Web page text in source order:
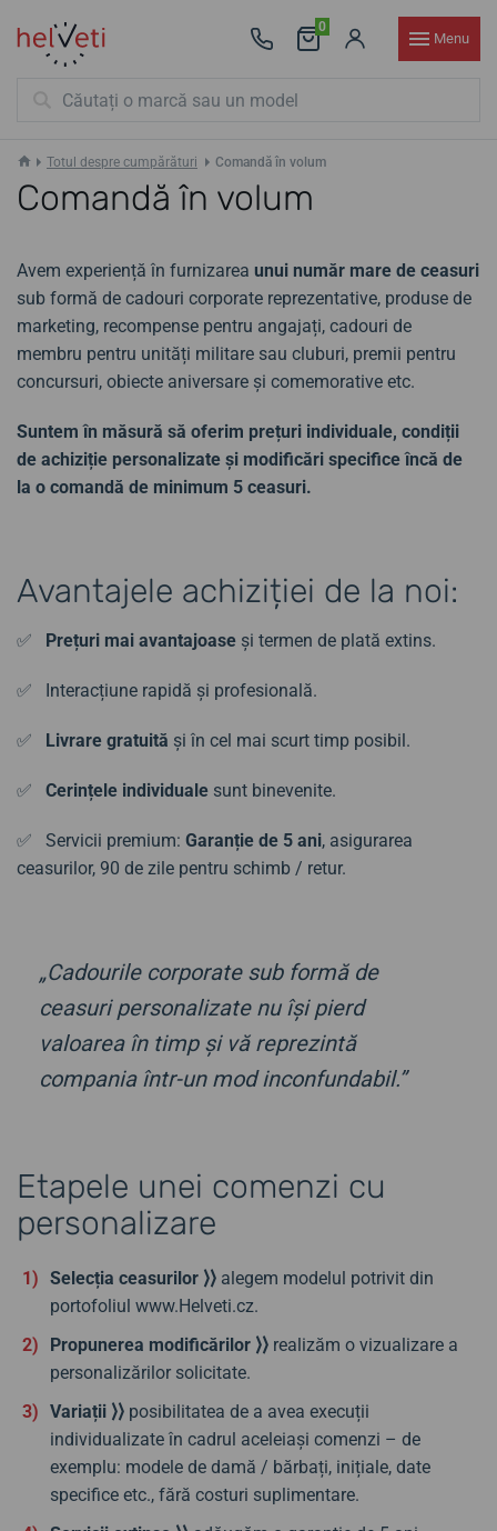
0
Menu
Totul despre cumpărături Comandă în volum
Comandă în volum
Avem experiență în furnizarea unui număr mare de ceasuri
sub formă de cadouri corporate reprezentative, produse de
marketing, recompense pentru angajați, cadouri de
membru pentru unități militare sau cluburi, premii pentru
concursuri, obiecte aniversare și comemorative etc.
Suntem în măsură să oferim prețuri individuale, condiții
de achiziție personalizate și modificări specifice încă de
la o comandă de minimum 5 ceasuri.
Avantajele achiziției de la noi:
✅ Prețuri mai avantajoase și termen de plată extins.
✅ Interacțiune rapidă și profesională.
✅ Livrare gratuită și în cel mai scurt timp posibil.
✅ Cerințele individuale sunt binevenite.
✅ Servicii premium: Garanție de 5 ani, asigurarea
ceasurilor, 90 de zile pentru schimb / retur.
„Cadourile corporate sub formă de
ceasuri personalizate nu își pierd
valoarea în timp și vă reprezintă
compania într-un mod inconfundabil.”
Etapele unei comenzi cu
personalizare
Selecția ceasurilor ⟩⟩ alegem modelul potrivit din
portofoliul www.Helveti.cz.
Propunerea modificărilor ⟩⟩ realizăm o vizualizare a
personalizărilor solicitate.
Variații ⟩⟩ posibilitatea de a avea execuții
individualizate în cadrul aceleiași comenzi – de
exemplu: modele de damă / bărbați, inițiale, date
specifice etc., fără costuri suplimentare.